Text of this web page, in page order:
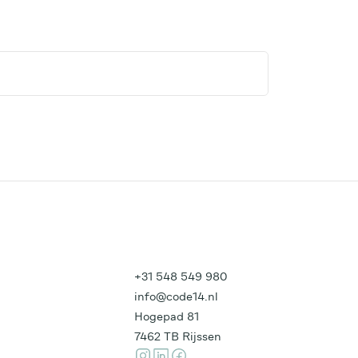
+31 548 549 980
info@code14.nl
Hogepad 81
7462 TB Rijssen